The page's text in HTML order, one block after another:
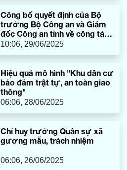
Công bố quyết định của Bộ
trưởng Bộ Công an và Giám
đốc Công an tỉnh về công tác
cán bộ
10:06, 29/06/2025
Hiệu quả mô hình "Khu dân cư
bảo đảm trật tự, an toàn giao
thông"
06:06, 28/06/2025
Chỉ huy trưởng Quân sự xã
gương mẫu, trách nhiệm
06:06, 26/06/2025